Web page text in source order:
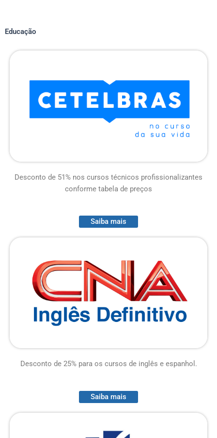
Educação
Desconto de 51% nos cursos técnicos profissionalizantes
conforme tabela de preços
Saiba mais
Desconto de 25% para os cursos de inglês e espanhol.
Saiba mais